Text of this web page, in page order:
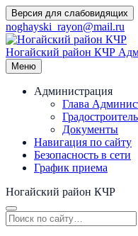
Перейти
к
содержимому
Версия для слабовидящих
noghayski_rayon@mail.ru
Ногайский район КЧР
Меню
Администрация
Глава
Документы
Навигация по сайту
Безопасность в сети
График приема
Ногайский район КЧР